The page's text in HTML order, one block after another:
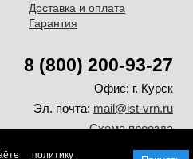
Доставка и оплата
Гарантия
8 (800) 200-93-27
Офис: г. Курск
Эл. почта: mail@lst-vrn.ru
Схема проезда
света и тепла"
политику